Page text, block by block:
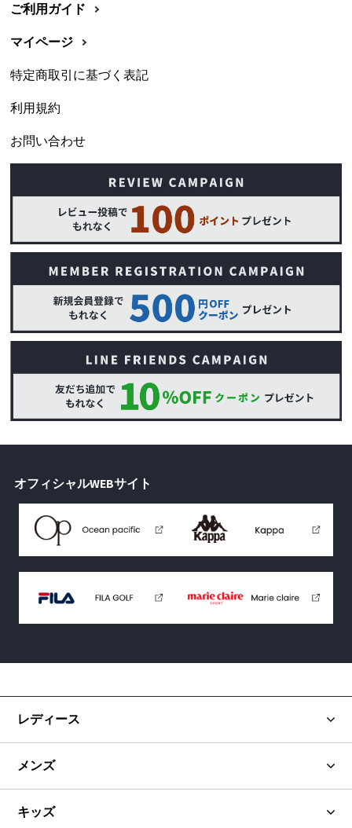
ご利用ガイド
マイページ
特定商取引に基づく表記
利用規約
お問い合わせ
オフィシャルWEBサイト
レディース
メンズ
キッズ